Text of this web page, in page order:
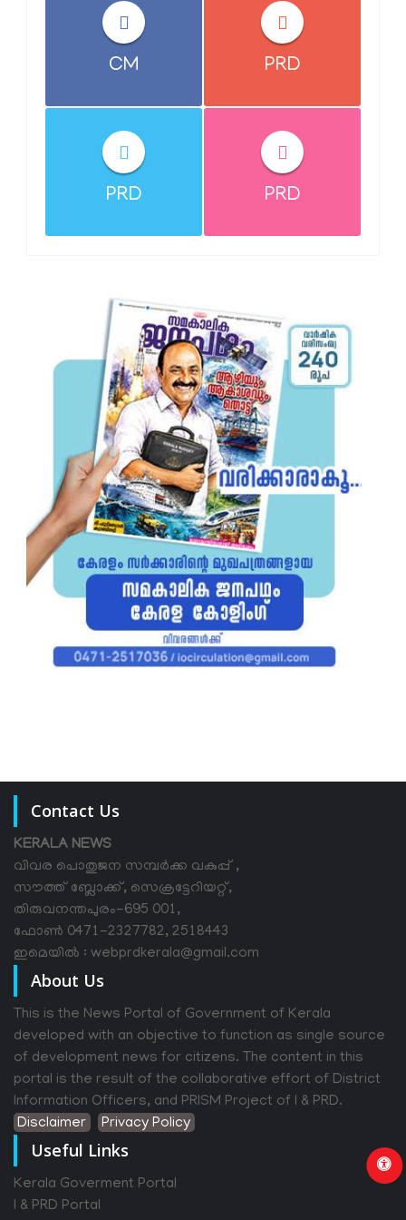
CM PRD
PRD PRD
Contact Us
KERALA NEWS
വിവര പൊതുജന സമ്പര്‍ക്ക വകുപ്പ് ,
സൗത്ത് ബ്ലോക്ക്, സെക്രട്ടേറിയറ്റ്,
തിരുവനന്തപുരം-695 001,
ഫോൺ 0471-2327782, 2518443
ഇമെയിൽ : webprdkerala@gmail.com
About Us
This is the News Portal of Government of Kerala
developed with an objective to function as single source
of development news for citizens. The content in this
portal is the result of the collaborative effort of District
Information Officers, and PRISM Project of I & PRD.
Disclaimer
Privacy Policy
Useful Links
Kerala Goverment Portal
I & PRD Portal